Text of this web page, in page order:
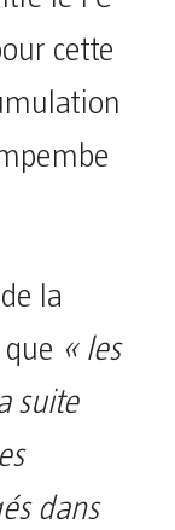
cette
la
« les
suite
dans